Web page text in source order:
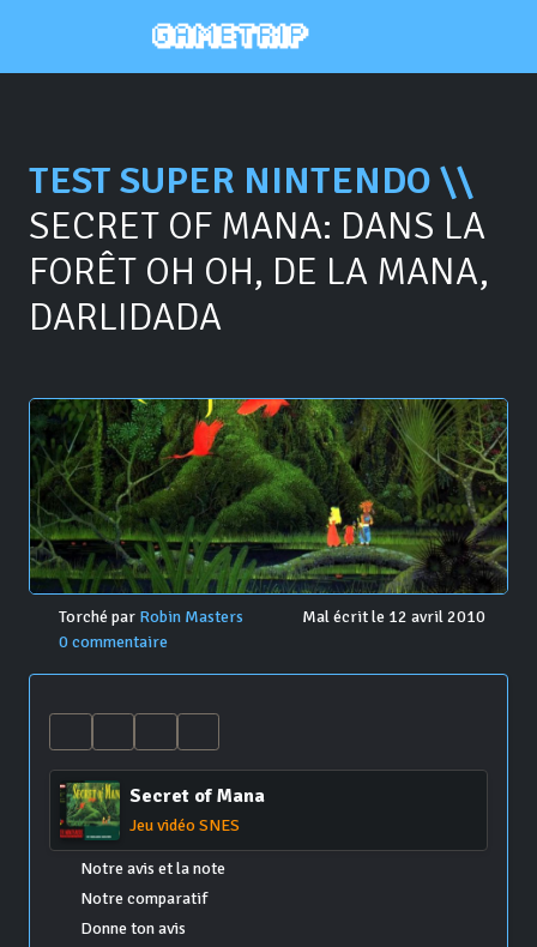
TEST SUPER NINTENDO \\
SECRET OF MANA: DANS LA
FORÊT OH OH, DE LA MANA,
DARLIDADA
Torché par Robin Masters
Mal écrit le 12 avril 2010
0 commentaire
Secret of Mana
Jeu vidéo SNES
Notre avis et la note
Notre comparatif
Donne ton avis